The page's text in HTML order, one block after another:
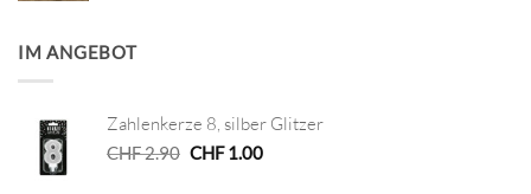
IM ANGEBOT
Zahlenkerze 8, silber Glitzer
CHF2.90 Ursprünglicher
CHF1.00Aktueller